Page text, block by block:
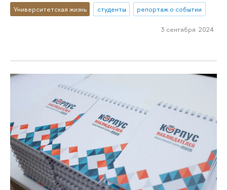
Университетская жизнь студенты репортаж о событии
3 сентября 2024